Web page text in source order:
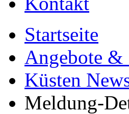
Startseite
Angebote &
Küsten
Meldung-